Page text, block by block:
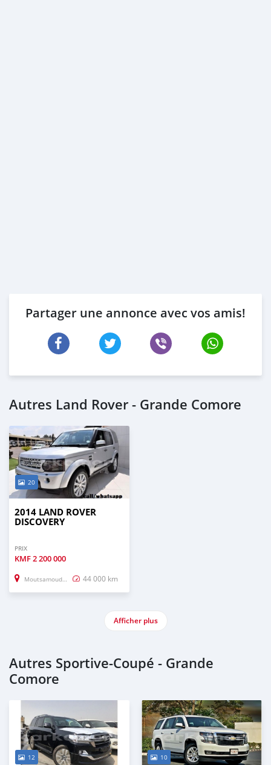
Partager une annonce avec vos amis!
Autres Land Rover - Grande Comore
20
2014 LAND ROVER
DISCOVERY
PRIX
KMF2 200 000
Moutsamoudou 44 000 km
Afficher plus
Autres Sportive‒Coupé - Grande
Comore
12 10